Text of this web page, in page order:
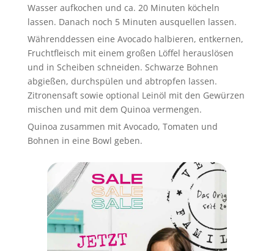
Wasser aufkochen und ca. 20 Minuten köcheln
lassen. Danach noch 5 Minuten ausquellen lassen.
Währenddessen eine Avocado halbieren, entkernen,
Fruchtfleisch mit einem großen Löffel herauslösen
und in Scheiben schneiden. Schwarze Bohnen
abgießen, durchspülen und abtropfen lassen.
Zitronensaft sowie optional Leinöl mit den Gewürzen
mischen und mit dem Quinoa vermengen.
Quinoa zusammen mit Avocado, Tomaten und
Bohnen in eine Bowl geben.